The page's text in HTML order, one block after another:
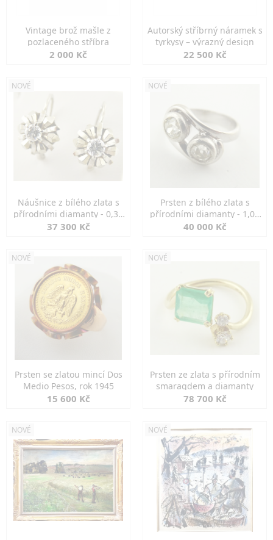
Vintage brož mašle z
pozlaceného stříbra
2 000 Kč
Autorský stříbrný náramek s
tyrkysy – výrazný design
22 500 Kč
NOVÉ
Náušnice z bílého zlata s
přírodními diamanty - 0,30
ct
37 300 Kč
NOVÉ
Prsten z bílého zlata s
přírodními diamanty - 1,00
ct
40 000 Kč
NOVÉ
Prsten se zlatou mincí Dos
Medio Pesos, rok 1945
15 600 Kč
NOVÉ
Prsten ze zlata s přírodním
smaragdem a diamanty
78 700 Kč
NOVÉ NOVÉ